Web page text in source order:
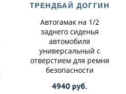
ТРЕНДБАЙ ДОГГИН
Автогамак на 1/2
заднего сиденья
автомобиля
универсальный с
отверстием для ремня
безопасности
4940 руб.